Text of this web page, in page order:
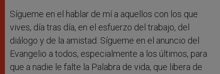
Sígueme en el hablar de mí a aquellos con los que
vives, día tras día, en el esfuerzo del trabajo, del
diálogo y de la amistad. Sígueme en el anuncio del
Evangelio a todos, especialmente a los últimos, para
que a nadie le falte la Palabra de vida, que libera de